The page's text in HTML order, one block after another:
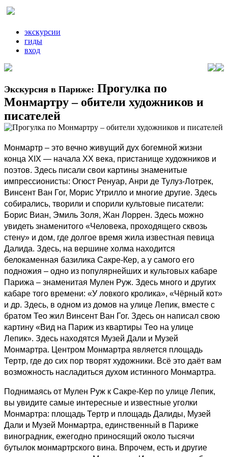
экскурсии
гиды
вход
Экскурсия в Париже: Прогулка по
Монмартру – обители художников и
писателей
Монмартр – это вечно живущий дух богемной жизни
конца XIX — начала XX века, пристанище художников и
поэтов. Здесь писали свои картины знаменитые
импрессионисты: Огюст Ренуар, Анри де Тулуз-Лотрек,
Винсент Ван Гог, Морис Утрилло и многие другие. Здесь
собирались, творили и спорили культовые писатели:
Борис Виан, Эмиль Золя, Жан Лоррен. Здесь можно
увидеть знаменитого «Человека, проходящего сквозь
стену» и дом, где долгое время жила известная певица
Далида. Здесь, на вершине холма находится
белокаменная базилика Сакре-Кер, а у самого его
подножия – одно из популярнейших и культовых кабаре
Парижа – знаменитая Мулен Руж. Здесь много и других
кабаре того времени: «У ловкого кролика», «Чёрный кот»
и др. Здесь, в одном из домов на улице Лепик, вместе с
братом Тео жил Винсент Ван Гог. Здесь он написал свою
картину «Вид на Париж из квартиры Тео на улице
Лепик». Здесь находятся Музей Дали и Музей
Монмартра. Центром Монмартра является площадь
Тертр, где до сих пор творят художники. Всё это даёт вам
возможность насладиться духом истинного Монмартра.
Поднимаясь от Мулен Руж к Сакре-Кер по улице Лепик,
вы увидите самые интересные и известные уголки
Монмартра: площадь Тертр и площадь Далиды, Музей
Дали и Музей Монмартра, единственный в Париже
виноградник, ежегодно приносящий около тысячи
бутылок монмартрского вина. Впрочем, есть и другие